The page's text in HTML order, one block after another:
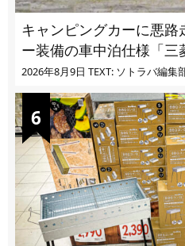
キャンピングカーに悪
ー装備の車中泊仕様「三
2026年8月9日 TEXT: ソトラバ編集